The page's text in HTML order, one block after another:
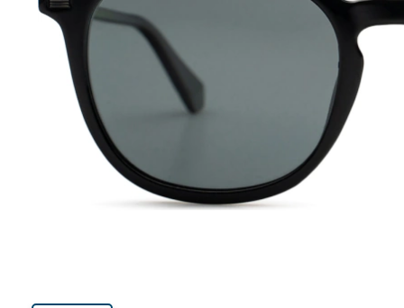
Lățimea ramei
45 mm
Înălțime lentilă Lățimea lentilei
Lățimea